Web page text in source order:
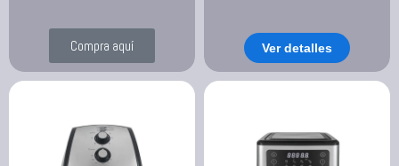
Compra aquí Ver detalles